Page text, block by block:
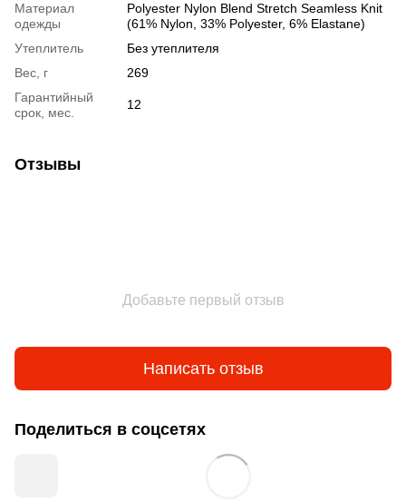
Материал
одежды
Polyester Nylon Blend Stretch Seamless Knit
(61% Nylon, 33% Polyester, 6% Elastane)
Утеплитель
Без утеплителя
Вес, г
269
Гарантийный
срок, мес.
12
Отзывы
Добавьте первый отзыв
Написать отзыв
Поделиться в соцсетях